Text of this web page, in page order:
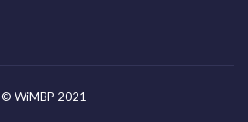
© WiMBP 2021